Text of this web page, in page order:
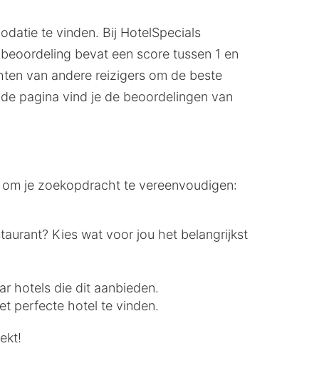
te vinden. Bij HotelSpecials
bevat een score tussen 1 en
van andere reizigers om de beste
pagina vind je de beoordelingen van
je zoekopdracht te vereenvoudigen:
Kies wat voor jou het belangrijkst
hotels die dit aanbieden.
perfecte hotel te vinden.